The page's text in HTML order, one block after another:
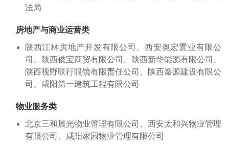
法局
房地产与商业运营类
陕西江林房地产开发有限公司、西安奥宏置业有限公
司、陕西俊宝商贸有限公司、陕西新华能源有限公司、
陕西视野联行眼镜有限责任公司、陕西秦源建设有限公
司、咸阳第一建筑工程有限公司
物业服务类
北京三和晨光物业管理有限公司、西安太和兴物业管理
有限公司、咸阳家园物业管理有限公司